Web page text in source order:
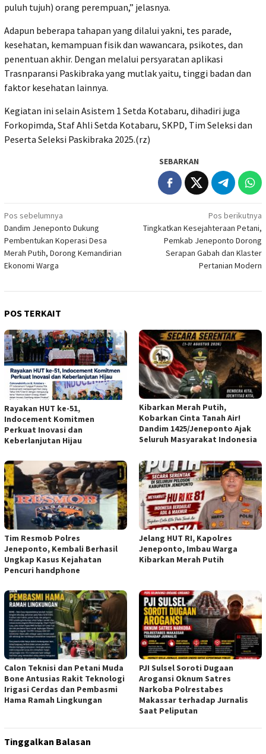
puluh tujuh) orang perempuan,” jelasnya.
Adapun beberapa tahapan yang dilalui yakni, tes parade,
kesehatan, kemampuan fisik dan wawancara, psikotes, dan
penentuan akhir. Dengan melalui persyaratan aplikasi
Trasnparansi Paskibraka yang mutlak yaitu, tinggi badan dan
faktor kesehatan lainnya.
Kegiatan ini selain Asistem 1 Setda Kotabaru, dihadiri juga
Forkopimda, Staf Ahli Setda Kotabaru, SKPD, Tim Seleksi dan
Peserta Seleksi Paskibraka 2025.(rz)
SEBARKAN
Navigasi
pos
Pos sebelumnya
Dandim Jeneponto Dukung
Pembentukan Koperasi Desa
Merah Putih, Dorong Kemandirian
Ekonomi Warga
Pos berikutnya
Tingkatkan Kesejahteraan Petani,
Pemkab Jeneponto Dorong
Serapan Gabah dan Klaster
Pertanian Modern
POS TERKAIT
Rayakan HUT ke-51,
Indocement Komitmen
Perkuat Inovasi dan
Keberlanjutan Hijau
Kibarkan Merah Putih,
Kobarkan Cinta Tanah Air!
Dandim 1425/Jeneponto Ajak
Seluruh Masyarakat Indonesia
Tim Resmob Polres
Jeneponto, Kembali Berhasil
Ungkap Kasus Kejahatan
Pencuri handphone
Jelang HUT RI, Kapolres
Jeneponto, Imbau Warga
Kibarkan Merah Putih
Calon Teknisi dan Petani Muda
Bone Antusias Rakit Teknologi
Irigasi Cerdas dan Pembasmi
Hama Ramah Lingkungan
PJI Sulsel Soroti Dugaan
Arogansi Oknum Satres
Narkoba Polrestabes
Makassar terhadap Jurnalis
Saat Peliputan
Tinggalkan Balasan